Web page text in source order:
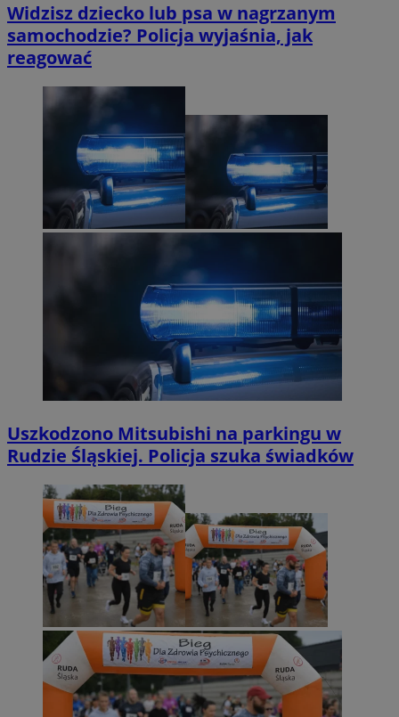
Widzisz dziecko lub psa w nagrzanym
samochodzie? Policja wyjaśnia, jak
reagować
Uszkodzono Mitsubishi na parkingu w
Rudzie Śląskiej. Policja szuka świadków